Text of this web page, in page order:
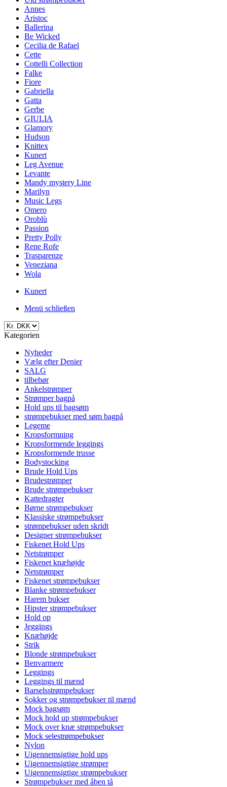
Annes
Aristoc
Ballerina
Be Wicked
Cecilia de Rafael
Cette
Cottelli Collection
Falke
Fiore
Gabriella
Gatta
Gerbe
GIULIA
Glamory
Hudson
Knittex
Kunert
Leg Avenue
Levante
Mandy mystery Line
Marilyn
Music Legs
Omero
Oroblù
Passion
Pretty Polly
Rene Rofe
Trasparenze
Veneziana
Wola
Kunert
Menü schließen
Kategorien
Nyheder
Vælg efter Denier
SALG
tilbehør
Ankelstrømper
Strømper bagpå
Hold ups til bagsøm
strømpebukser med søm bagpå
Legeme
Kropsformning
Kropsformende leggings
Kropsformende trusse
Bodystocking
Brude Hold Ups
Brudestrømper
Brude strømpebukser
Kattedragter
Børne strømpebukser
Klassiske strømpebukser
strømpebukser uden skridt
Designer strømpebukser
Fiskenet Hold Ups
Netstrømper
Fiskenet knæhøjde
Netstrømper
Fiskenet strømpebukser
Blanke strømpebukser
Harem bukser
Hipster strømpebukser
Hold op
Jeggings
Knæhøjde
Strik
Blonde strømpebukser
Benvarmere
Leggings
Leggings til mænd
Barselsstrømpebukser
Sokker og strømpebukser til mænd
Mock bagsøm
Mock hold up strømpebukser
Mock over knæ strømpebukser
Mock selestrømpebukser
Nylon
Uigennemsigtige hold ups
Uigennemsigtige strømper
Uigennemsigtige strømpebukser
Strømpebukser med åben tå